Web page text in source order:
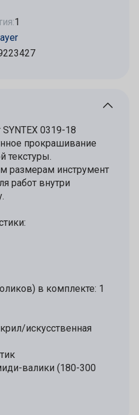
1
0319-18
прокрашивание
текстуры.
размерам инструмент
работ внутри
в комплекте: 1
искусственная
валики (180-300